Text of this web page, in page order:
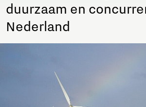
duurzaam en
Nederland